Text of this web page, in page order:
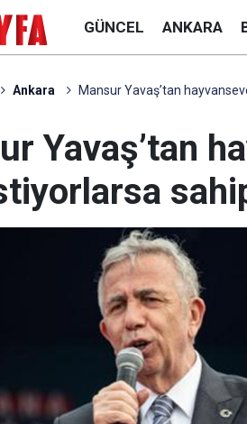
GÜNCEL ANKARA
Ankara Mansur Yavaş’tan
Yavaş’tan